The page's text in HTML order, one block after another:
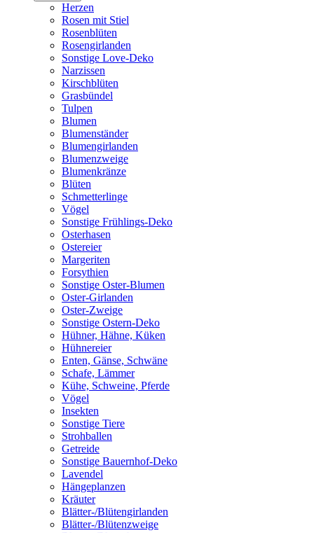
Herzen
Rosen mit Stiel
Rosenblüten
Rosengirlanden
Sonstige Love-Deko
Narzissen
Kirschblüten
Grasbündel
Tulpen
Blumen
Blumenständer
Blumengirlanden
Blumenzweige
Blumenkränze
Blüten
Schmetterlinge
Vögel
Sonstige Frühlings-Deko
Osterhasen
Ostereier
Margeriten
Forsythien
Sonstige Oster-Blumen
Oster-Girlanden
Oster-Zweige
Sonstige Ostern-Deko
Hühner, Hähne, Küken
Hühnereier
Enten, Gänse, Schwäne
Schafe, Lämmer
Kühe, Schweine, Pferde
Vögel
Insekten
Sonstige Tiere
Strohballen
Getreide
Sonstige Bauernhof-Deko
Lavendel
Hängeplanzen
Kräuter
Blätter-/Blütengirlanden
Blätter-/Blütenzweige